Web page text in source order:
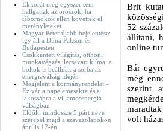
Ekkorát még egyszer sem
hallgattak az oroszok, ha
tábornokok ellen követtek el
merényleteket
Magyar Péter újabb bejelentése:
így áll a Duna Pakson és
Budapesten
Csökkentett világítás, otthoni
munkavégzés, lecsavart klíma: a
boltok is beállnak a sorba az
energiaválság idején
Megjelent a kormányrendelet –
Ez vár a napelemesekre és a
lakosságra a villamosenergia-
válságban
Eldőlt: mindössze 5 párt neve
szerepel majd a szavazólapokon
április 12-én
Brit
52
állítani,
online
Bár
még
szerint
volt